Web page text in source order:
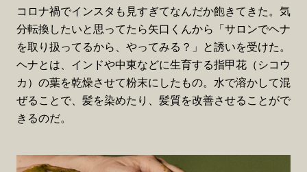
コロナ禍でインスタも見すぎてなんだか飽きてきた。気
分転換したいと思ってたら矢口くんから「サロンでヘナ
を取り扱ってるから、やってみる？」と誘いを受けた。
ヘナとは、インドや中東などに生育する指甲花（シコウ
カ）の葉を乾燥させて粉末にしたもの。水で溶かして混
ぜることで、髪を染めたり、髪質を改善させることがで
きるのだ。